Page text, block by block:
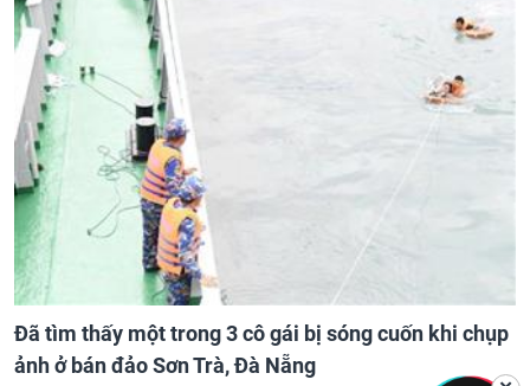
Đã tìm thấy một trong 3 cô gái bị sóng cuốn khi chụp
ảnh ở bán đảo Sơn Trà, Đà Nẵng